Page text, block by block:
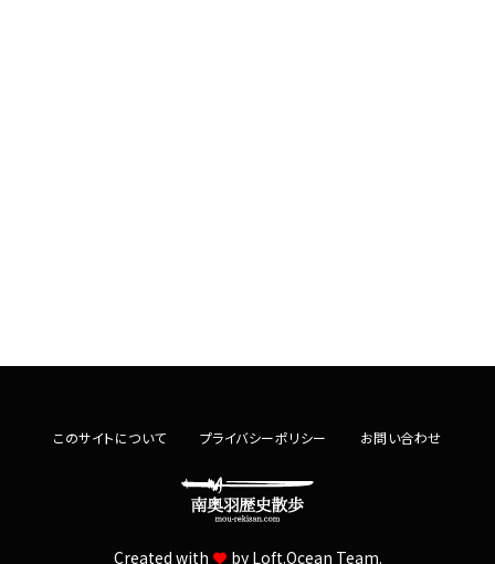
このサイトについて プライバシーポリシー お問い合わせ
Created with by Loft.Ocean Team.